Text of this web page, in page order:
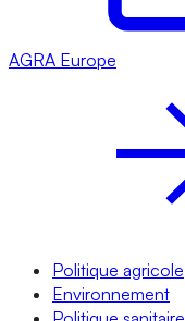
AGRA Europe
Politique agricole
Environnement